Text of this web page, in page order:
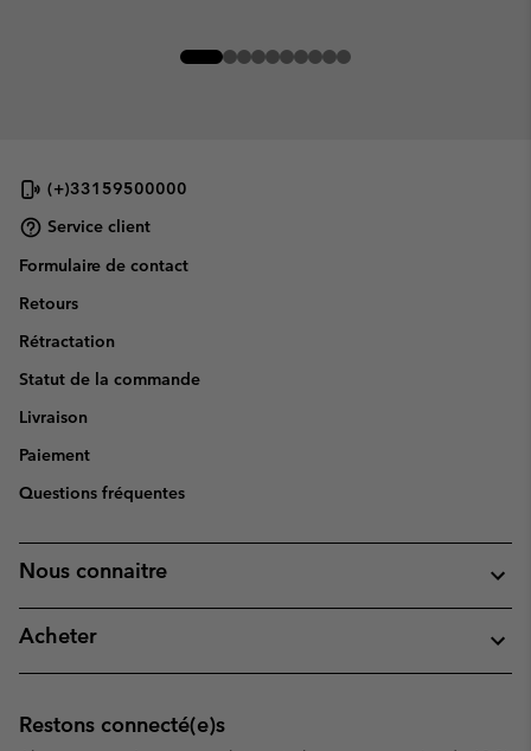
(+)33159500000
Service client
Formulaire de contact
Retours
Rétractation
Statut de la commande
Livraison
Paiement
Questions fréquentes
Nous connaitre
Acheter
Restons connecté(e)s